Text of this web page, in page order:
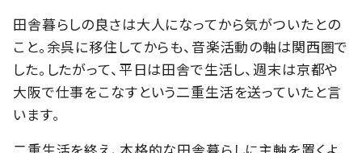
田舎暮らしの良さは大人になってから気がついたとの
こと。余呉に移住してからも、音楽活動の軸は関西圏で
した。したがって、平日は田舎で生活し、週末は京都や
大阪で仕事をこなすという二重生活を送っていたと言
います。